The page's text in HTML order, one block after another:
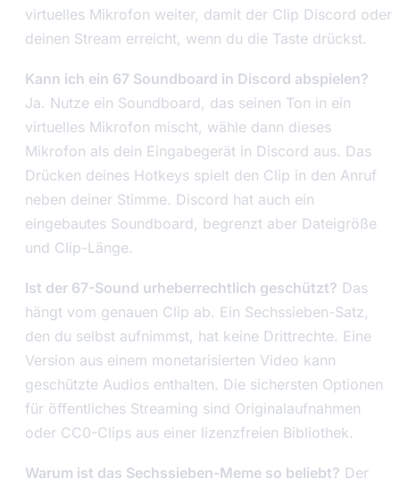
virtuelles Mikrofon weiter, damit der Clip Discord oder
deinen Stream erreicht, wenn du die Taste drückst.
Kann ich ein 67 Soundboard in Discord abspielen?
Ja. Nutze ein Soundboard, das seinen Ton in ein
virtuelles Mikrofon mischt, wähle dann dieses
Mikrofon als dein Eingabegerät in Discord aus. Das
Drücken deines Hotkeys spielt den Clip in den Anruf
neben deiner Stimme. Discord hat auch ein
eingebautes Soundboard, begrenzt aber Dateigröße
und Clip-Länge.
Ist der 67-Sound urheberrechtlich geschützt? Das
hängt vom genauen Clip ab. Ein Sechssieben-Satz,
den du selbst aufnimmst, hat keine Drittrechte. Eine
Version aus einem monetarisierten Video kann
geschützte Audios enthalten. Die sichersten Optionen
für öffentliches Streaming sind Originalaufnahmen
oder CC0-Clips aus einer lizenzfreien Bibliothek.
Warum ist das Sechssieben-Meme so beliebt? Der